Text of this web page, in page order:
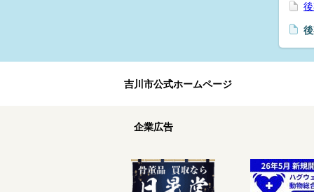
吉川市公式ホームページ
企業広告